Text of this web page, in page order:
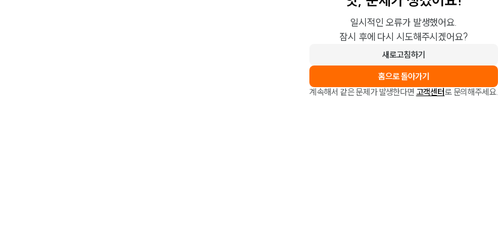
일시적인 오류가 발생했어요.
잠시 후에 다시 시도해주시겠어요?
새로고침하기
홈으로 돌아가기
계속해서 같은 문제가 발생한다면 고객센터로 문의해주세요.